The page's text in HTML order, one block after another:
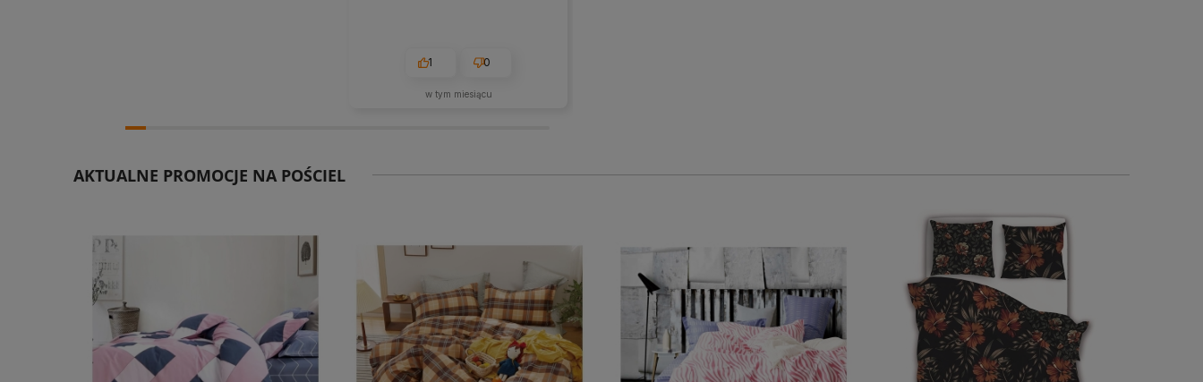
1 0
w tym miesiącu
AKTUALNE PROMOCJE NA POŚCIEL